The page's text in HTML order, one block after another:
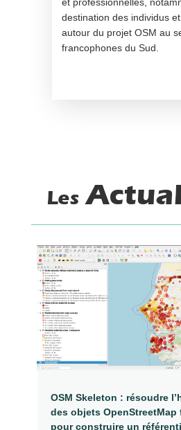
et professionnelles,
destination des individus
autour du projet OSM au
francophones du Sud.
Les
OSM Skeleton : résoudre
des objets OpenStreetMap
pour construire un